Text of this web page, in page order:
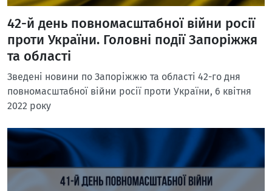
42-й день повномасштабної війни росії
проти України. Головні події Запоріжжя
та області
Зведені новини по Запоріжжю та області 42-го дня
повномасштабної війни росії проти України, 6 квітня
2022 року